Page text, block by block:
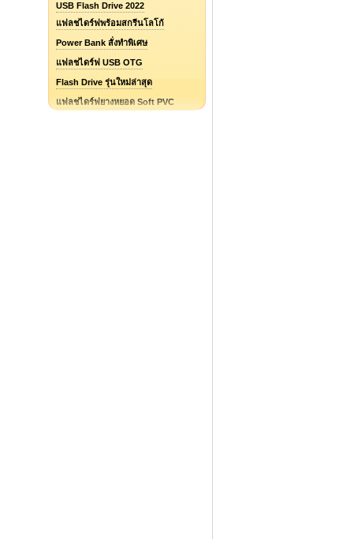
USB Flash Drive 2022
แฟลชไดร์ฟพร้อมสกรีนโลโก้
Power Bank สั่งทำพิเศษ
แฟลชไดร์ฟ USB OTG
Flash Drive รุ่นใหม่ล่าสุด
แฟลชไดร์ฟยางหยอด Soft PVC